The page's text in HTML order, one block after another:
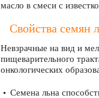
масло в смеси с
Свойства семян
Невзрачные на вид и
пищеварительного
онкологических
Семена льна